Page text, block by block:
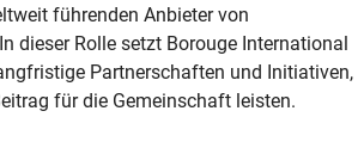
führenden Anbieter von
dieser Rolle setzt Borouge International
Partnerschaften und Initiativen,
für die Gemeinschaft leisten.